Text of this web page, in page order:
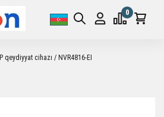
0
IP qeydiyyat cihazı NVR4816-EI